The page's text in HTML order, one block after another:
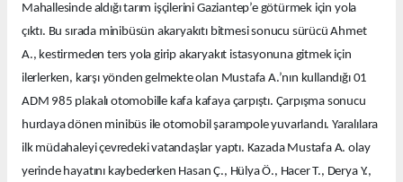
Mahallesinde aldığı tarım işçilerini Gaziantep’e götürmek için yola
çıktı. Bu sırada minibüsün akaryakıtı bitmesi sonucu sürücü Ahmet
A., kestirmeden ters yola girip akaryakıt istasyonuna gitmek için
ilerlerken, karşı yönden gelmekte olan Mustafa A.’nın kullandığı 01
ADM 985 plakalı otomobille kafa kafaya çarpıştı. Çarpışma sonucu
hurdaya dönen minibüs ile otomobil şarampole yuvarlandı. Yaralılara
ilk müdahaleyi çevredeki vatandaşlar yaptı. Kazada Mustafa A. olay
yerinde hayatını kaybederken Hasan Ç., Hülya Ö., Hacer T., Derya Y.,